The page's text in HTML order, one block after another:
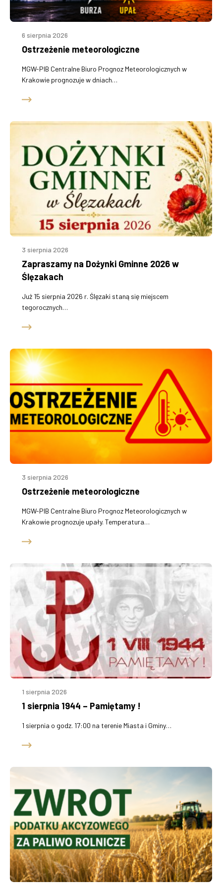
6 sierpnia 2026
Ostrzeżenie meteorologiczne
MGW-PIB Centralne Biuro Prognoz Meteorologicznych w
Krakowie prognozuje w dniach…
3 sierpnia 2026
Zapraszamy na Dożynki Gminne 2026 w
Ślęzakach
Już 15 sierpnia 2026 r. Ślęzaki staną się miejscem
tegorocznych…
3 sierpnia 2026
Ostrzeżenie meteorologiczne
MGW-PIB Centralne Biuro Prognoz Meteorologicznych w
Krakowie prognozuje upały. Temperatura…
1 sierpnia 2026
1 sierpnia 1944 – Pamiętamy !
1 sierpnia o godz. 17:00 na terenie Miasta i Gminy…
„Budowa i rozbudowa sieci wodociągowej i kanalizacyjnej poza
granicami aglomeracji Baranów Sandomierski”
Modernizacja łazienek w budynku użyteczności publicznej w
Dymitrowie Małym i doposażenie domów ludowych w miejscowości
„Rozbudowa infrastruktury hali sportowej w Skopaniu wraz z
wyposażenia”